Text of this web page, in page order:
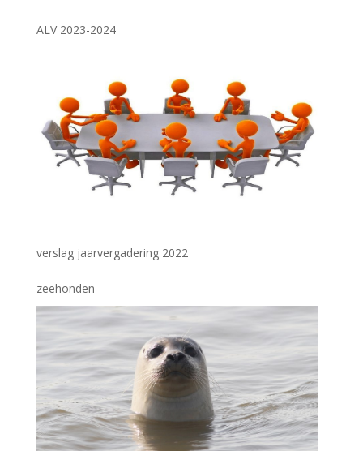
ALV 2023-2024
verslag jaarvergadering 2022
zeehonden